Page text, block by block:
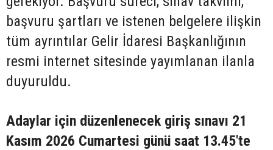
başvuru şartları ve istenen belgelere ilişkin
tüm ayrıntılar Gelir İdaresi Başkanlığının
resmi internet sitesinde yayımlanan ilanla
duyuruldu.
Adaylar için düzenlenecek giriş sınavı 21
Kasım 2026 Cumartesi günü saat 13.45'te